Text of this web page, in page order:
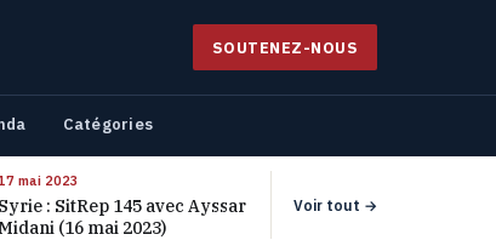
SOUTENEZ-NOUS
Catégories
mai 2023
Syrie : SitRep 145 avec Ayssar
Midani (16 mai 2023)
Voir tout →